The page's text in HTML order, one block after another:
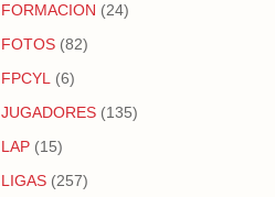
FORMACION (24)
FOTOS (82)
FPCYL (6)
JUGADORES (135)
LAP (15)
LIGAS (257)